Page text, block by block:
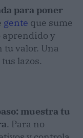
para poner
gente que sume
aprendido y
tu valor. Una
lazos.
muestra tu
. Para no